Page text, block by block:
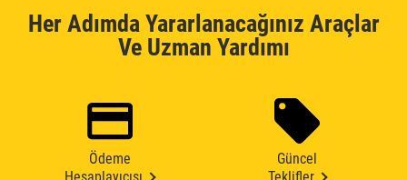
Her Adımda Yararlanacağınız Araçlar
Ve Uzman Yardımı
Ödeme
Güncel